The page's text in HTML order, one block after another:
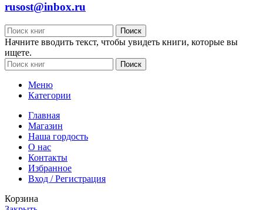
rusost@inbox.ru
Поиск
Начните вводить текст, чтобы увидеть книги, которые вы
ищете.
Поиск
Меню
Категории
Главная
Магазин
Наша гордость
О нас
Контакты
Избранное
Вход / Регистрация
Корзина